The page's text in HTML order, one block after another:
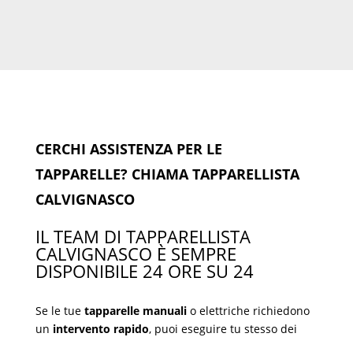
CERCHI ASSISTENZA PER LE
TAPPARELLE? CHIAMA TAPPARELLISTA
CALVIGNASCO
IL TEAM DI TAPPARELLISTA
CALVIGNASCO È SEMPRE
DISPONIBILE 24 ORE SU 24
Se le tue tapparelle manualio elettriche richiedono
un intervento rapido, puoi eseguire tu stesso dei